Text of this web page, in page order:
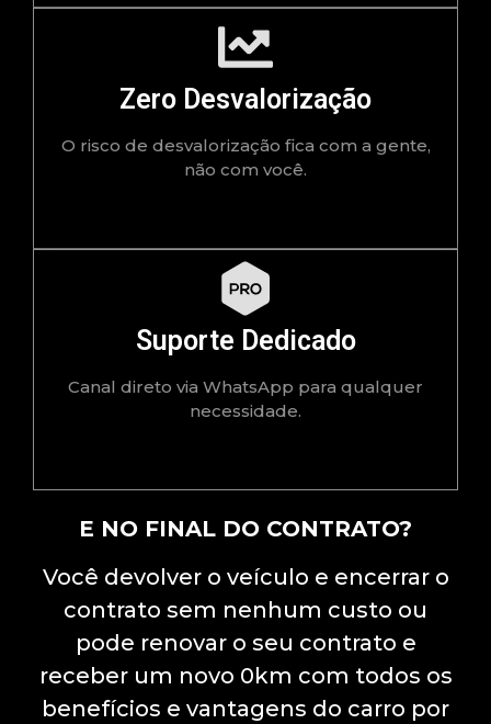
Zero Desvalorização
O risco de desvalorização fica com a gente,
não com você.
Suporte Dedicado
Canal direto via WhatsApp para qualquer
necessidade.
E NO FINAL DO CONTRATO?
Você devolver o veículo e encerrar o
contrato sem nenhum custo ou
pode renovar o seu contrato e
receber um novo 0km com todos os
benefícios e vantagens do carro por